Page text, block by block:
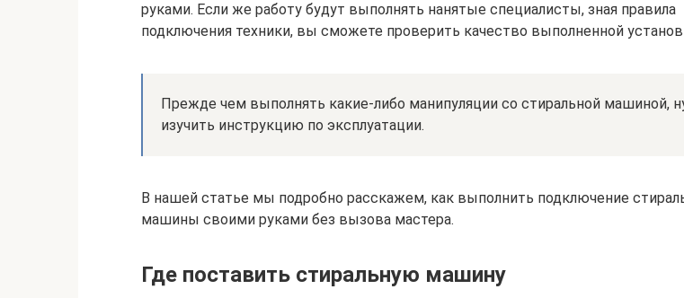
руками. Если же работу будут выполнять нанятые специалисты, зная правила
подключения техники, вы сможете проверить качество выполненной
Прежде чем выполнять какие-либо манипуляции со стиральной машиной,
изучить инструкцию по эксплуатации.
В нашей статье мы подробно расскажем, как выполнить подключение
машины своими руками без вызова мастера.
Где поставить стиральную машину